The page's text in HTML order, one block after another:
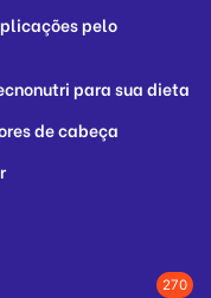
pelo
para sua dieta
de cabeça
270